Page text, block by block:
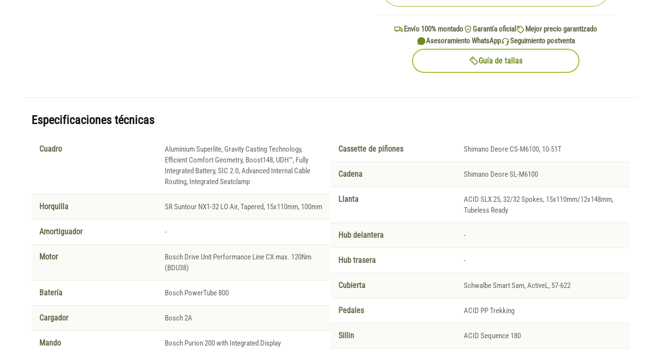
Envío 100% montado Garantía oficial
Mejor precio garantizado
Asesoramiento WhatsApp
Seguimiento postventa
Guía de tallas
Especificaciones técnicas
Cuadro
Aluminium Superlite, Gravity Casting Technology,
Efficient Comfort Geometry, Boost148, UDH™, Fully
Integrated Battery, SIC 2.0, Advanced Internal Cable
Routing, Integrated Seatclamp
Horquilla SR Suntour NX1-32 LO Air, Tapered, 15x110mm, 100mm
Amortiguador -
Motor
Bosch Drive Unit Performance Line CX max. 120Nm
(BDU38)
Batería Bosch PowerTube 800
Cargador Bosch 2A
Mando Bosch Purion 200 with Integrated Display
Cassette de piñones Shimano Deore CS-M6100, 10-51T
Cadena Shimano Deore SL-M6100
Llanta
ACID SLX 25, 32/32 Spokes, 15x110mm/12x148mm,
Tubeless Ready
Hub delantera -
Hub trasera -
Cubierta Schwalbe Smart Sam, ActiveL, 57-622
Pedales ACID PP Trekking
Sillin ACID Sequence 180